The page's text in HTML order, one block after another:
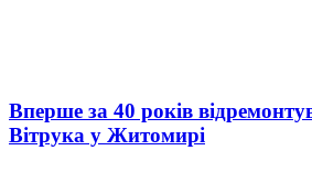
Вперше за 40 років
Вітрука у Житомирі